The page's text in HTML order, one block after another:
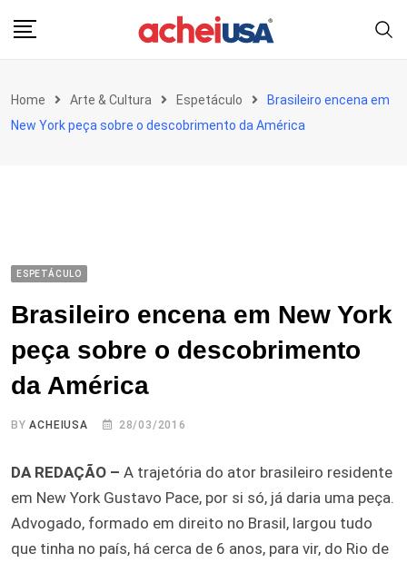
Home Arte & Cultura Espetáculo
Brasileiro encena em
New York peça sobre o descobrimento da América
ESPETÁCULO
Brasileiro encena em New York
peça sobre o descobrimento
da América
BYACHEIUSA 28/03/2016
DA REDAÇÃO – A trajetória do ator brasileiro residente
em New York Gustavo Pace, por si só, já daria uma peça.
Advogado, formado em direito no Brasil, largou tudo
que tinha no país, há cerca de 6 anos, para vir, do Rio de